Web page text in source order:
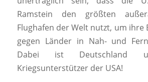
Ramstein den größten
Flughafen der Welt nutzt, um ihre
gegen Länder in Nah- und
Dabei ist Deutschland
Kriegsunterstützer der USA!